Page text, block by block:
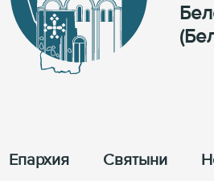
Епархия Cвятыни